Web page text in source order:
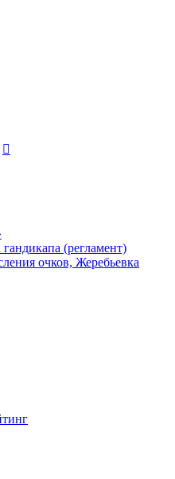
(регламент)
очков, Жеребьевка